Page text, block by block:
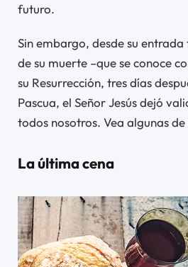
futuro.
Sin embargo, desde su
de su muerte –que se conoce
su Resurrección, tres días
Pascua, el Señor Jesús dejó
todos nosotros. Vea algunas
La última cena